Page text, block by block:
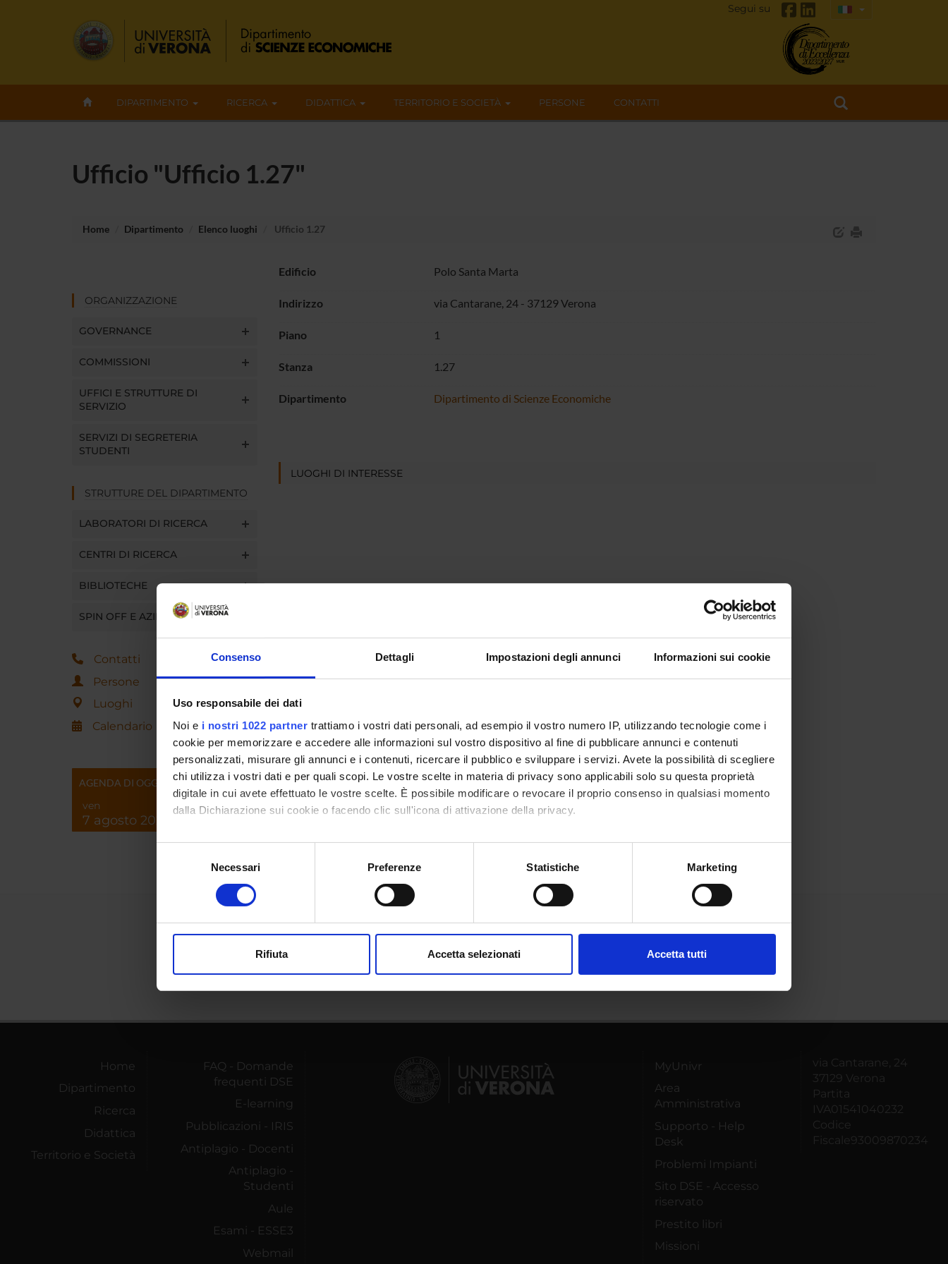
Consenso Dettagli Impostazioni degli annunci Informazioni sui cookie
Uso responsabile dei dati
Noi e i nostri 1022 partner trattiamo i vostri dati personali, ad esempio il vostro numero IP, utilizzando tecnologie come i
cookie per memorizzare e accedere alle informazioni sul vostro dispositivo al fine di pubblicare annunci e contenuti
personalizzati, misurare gli annunci e i contenuti, ricercare il pubblico e sviluppare i servizi. Avete la possibilità di scegliere
chi utilizza i vostri dati e per quali scopi. Le vostre scelte in materia di privacy sono applicabili solo su questa proprietà
digitale in cui avete effettuato le vostre scelte. È possibile modificare o revocare il proprio consenso in qualsiasi momento
dalla Dichiarazione sui cookie o facendo clic sull'icona di attivazione della privacy.
Con il tuo consenso, vorremmo anche:
raccogliere informazioni sulla tua posizione geografica, con un'approssimazione di qualche metro,
digitali).
modificare o ritirare il tuo consenso in qualsiasi momento dalla Dichiarazione sui cookie.
Necessari Preferenze Statistiche Marketing
Rifiuta Accetta selezionati Accetta tutti
Segui su
DIPARTIMENTO RICERCA DIDATTICA TERRITORIO E SOCIETÀ PERSONE CONTATTI
Ufficio "Ufficio 1.27"
Home Dipartimento Elenco luoghi Ufficio 1.27
ORGANIZZAZIONE
GOVERNANCE
COMMISSIONI
UFFICI E STRUTTURE DI
SERVIZIO
SERVIZI DI SEGRETERIA
STUDENTI
STRUTTURE DEL DIPARTIMENTO
LABORATORI DI RICERCA
CENTRI DI RICERCA
BIBLIOTECHE
SPIN OFF E AZIENDE
Contatti
Persone
Luoghi
Calendario
AGENDA DI OGGI
ven
7 agosto 2026
Edificio Polo Santa Marta
Indirizzo via Cantarane, 24 - 37129 Verona
Piano 1
Stanza 1.27
Dipartimento Dipartimento di Scienze Economiche
LUOGHI DI INTERESSE
Home
Dipartimento
Ricerca
Didattica
Territorio e Società
FAQ - Domande
frequenti DSE
E-learning
Pubblicazioni - IRIS
Antiplagio - Docenti
Antiplagio -
Studenti
Aule
Esami - ESSE3
Webmail
MyUnivr
Area
Amministrativa
Supporto - Help
Desk
Problemi Impianti
Sito DSE - Accesso
riservato
Prestito libri
Missioni
via Cantarane, 24
37129 Verona
Partita
IVA01541040232
Codice
Fiscale93009870234